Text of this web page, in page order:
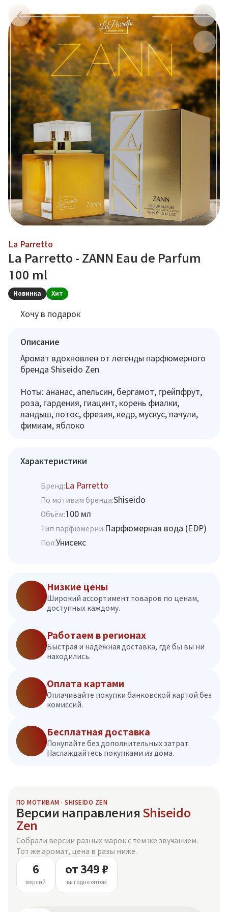
La Parretto
La Parretto - ZANN Eau de Parfum
100 ml
Новинка Хит
Хочу в подарок
Описание
Аромат вдохновлен от легенды парфюмерного
бренда Shiseido Zen
Ноты: ананас, апельсин, бергамот, грейпфрут,
роза, гардения, гиацинт, корень фиалки,
ландыш, лотос, фрезия, кедр, мускус, пачули,
фимиам, яблоко
Характеристики
Бренд:La Parretto
По мотивам бренда:Shiseido
Объём:100 мл
Тип парфюмерии:Парфюмерная вода (EDP)
Пол:Унисекс
Низкие цены
Широкий ассортимент товаров по ценам,
доступных каждому.
Работаем в регионах
Быстрая и надежная доставка, где бы вы ни
находились.
Оплата картами
Оплачивайте покупки банковской картой без
комиссий.
Бесплатная доставка
Покупайте без дополнительных затрат.
Наслаждайтесь покупками из дома.
ПО МОТИВАМ · SHISEIDO ZEN
Версии направления Shiseido
Zen
Собрали версии разных марок с тем же звучанием.
Тот же аромат, цена в разы ниже.
6
версий
от 349 ₽
выгодно оптом